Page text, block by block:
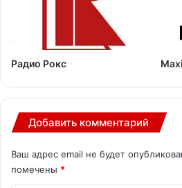
Радио Рокс
Добавить комментарий
Ваш адрес email не будет
помечены *